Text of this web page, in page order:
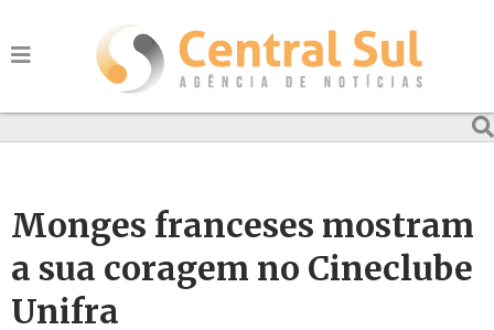
Monges franceses mostram
a sua coragem no Cineclube
Unifra